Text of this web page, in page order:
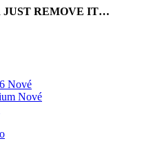
JUST REMOVE IT…
Nové
Nové